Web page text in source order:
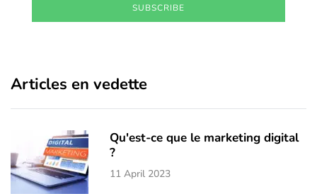
SUBSCRIBE
Articles en vedette
Qu'est-ce que le marketing digital
?
11 April 2023